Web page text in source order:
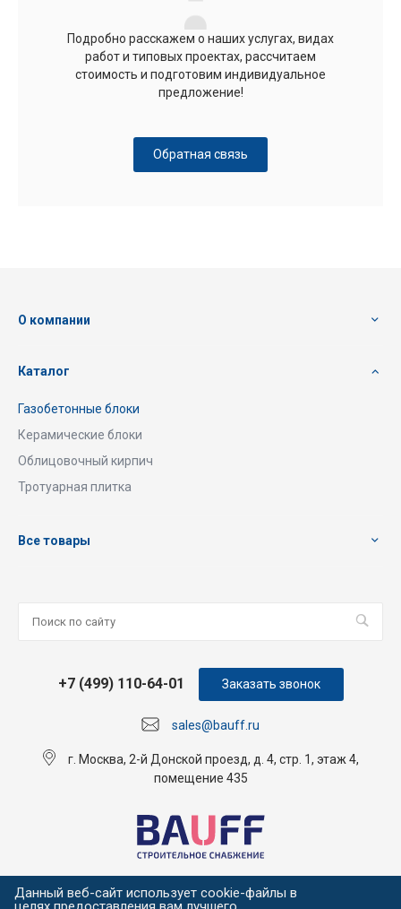
Подробно расскажем о наших услугах, видах
работ и типовых проектах, рассчитаем
стоимость и подготовим индивидуальное
предложение!
Обратная связь
О компании
Каталог
Газобетонные блоки
Керамические блоки
Облицовочный кирпич
Тротуарная плитка
Все товары
sales@bauff.ru
+7 (499) 110-64-01
г. Москва, 2-й Донской проезд, д. 4, стр. 1, этаж 4,
помещение 435
Заказать звонок
Данный веб-сайт использует cookie-файлы в